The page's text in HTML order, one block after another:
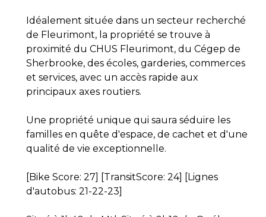
Idéalement située dans un secteur recherché
de Fleurimont, la propriété se trouve à
proximité du CHUS Fleurimont, du Cégep de
Sherbrooke, des écoles, garderies, commerces
et services, avec un accès rapide aux
principaux axes routiers.
Une propriété unique qui saura séduire les
familles en quête d'espace, de cachet et d'une
qualité de vie exceptionnelle.
[Bike Score: 27] [TransitScore: 24] [Lignes
d'autobus: 21-22-23]